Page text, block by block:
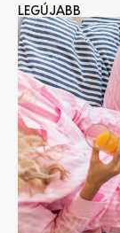
LEGÚJABB